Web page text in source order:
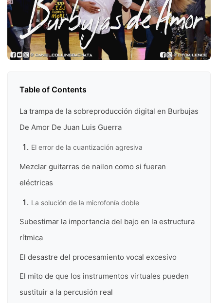
Table of Contents
La trampa de la sobreproducción digital en Burbujas
De Amor De Juan Luis Guerra
El error de la cuantización agresiva
Mezclar guitarras de nailon como si fueran
eléctricas
La solución de la microfonía doble
Subestimar la importancia del bajo en la estructura
rítmica
El desastre del procesamiento vocal excesivo
El mito de que los instrumentos virtuales pueden
sustituir a la percusión real